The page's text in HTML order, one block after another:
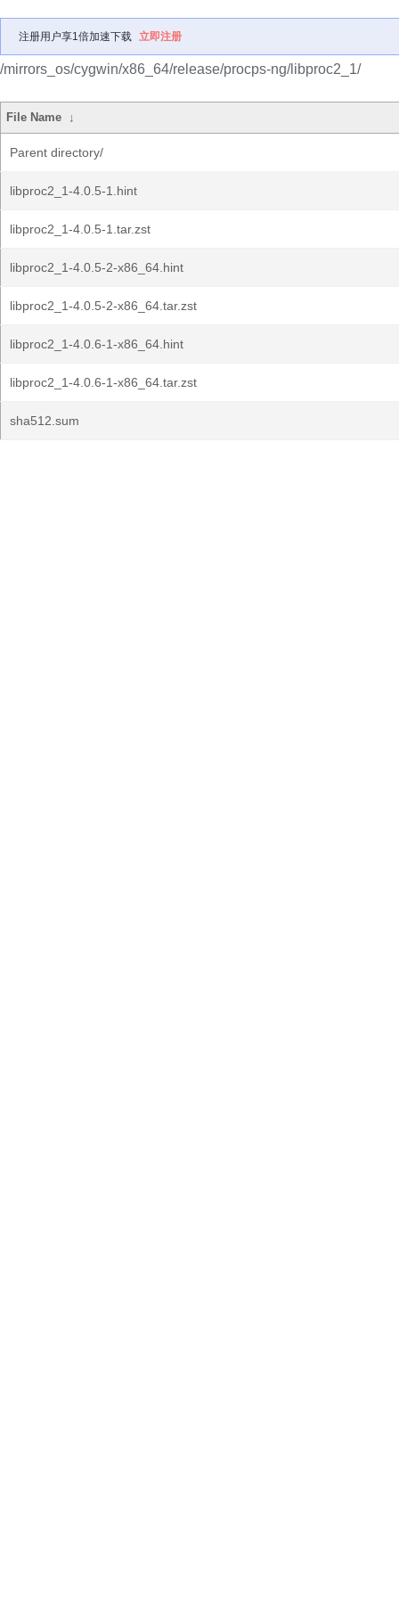
注册用户享1倍加速下载 立即注册
/mirrors_os/cygwin/x86_64/release/procps-ng/libproc2_1/
File Name ↓
Parent directory/
libproc2_1-4.0.5-1.hint
libproc2_1-4.0.5-1.tar.zst
libproc2_1-4.0.5-2-x86_64.hint
libproc2_1-4.0.5-2-x86_64.tar.zst
libproc2_1-4.0.6-1-x86_64.hint
libproc2_1-4.0.6-1-x86_64.tar.zst
sha512.sum